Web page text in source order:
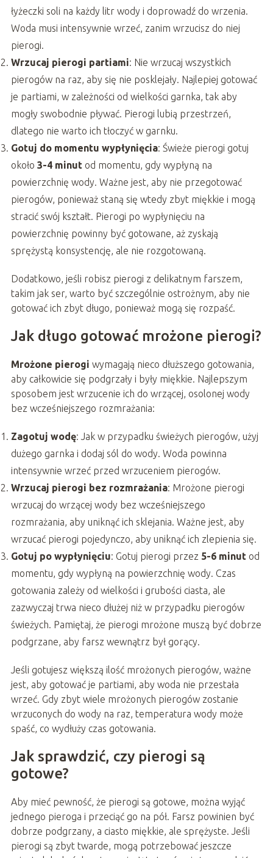
łyżeczki soli na każdy litr wody i doprowadź do wrzenia.
Woda musi intensywnie wrzeć, zanim wrzucisz do niej
pierogi.
Wrzucaj pierogi partiami: Nie wrzucaj wszystkich
pierogów na raz, aby się nie posklejały. Najlepiej gotować
je partiami, w zależności od wielkości garnka, tak aby
mogły swobodnie pływać. Pierogi lubią przestrzeń,
dlatego nie warto ich tłoczyć w garnku.
Gotuj do momentu wypłynięcia: Świeże pierogi gotuj
około 3-4 minut od momentu, gdy wypłyną na
powierzchnię wody. Ważne jest, aby nie przegotować
pierogów, ponieważ staną się wtedy zbyt miękkie i mogą
stracić swój kształt. Pierogi po wypłynięciu na
powierzchnię powinny być gotowane, aż zyskają
sprężystą konsystencję, ale nie rozgotowaną.
Dodatkowo, jeśli robisz pierogi z delikatnym farszem,
takim jak ser, warto być szczególnie ostrożnym, aby nie
gotować ich zbyt długo, ponieważ mogą się rozpaść.
Jak długo gotować mrożone pierogi?
Mrożone pierogi wymagają nieco dłuższego gotowania,
aby całkowicie się podgrzały i były miękkie. Najlepszym
sposobem jest wrzucenie ich do wrzącej, osolonej wody
bez wcześniejszego rozmrażania:
Zagotuj wodę: Jak w przypadku świeżych pierogów, użyj
dużego garnka i dodaj sól do wody. Woda powinna
intensywnie wrzeć przed wrzuceniem pierogów.
Wrzucaj pierogi bez rozmrażania: Mrożone pierogi
wrzucaj do wrzącej wody bez wcześniejszego
rozmrażania, aby uniknąć ich sklejania. Ważne jest, aby
wrzucać pierogi pojedynczo, aby uniknąć ich zlepienia się.
Gotuj po wypłynięciu: Gotuj pierogi przez 5-6 minut od
momentu, gdy wypłyną na powierzchnię wody. Czas
gotowania zależy od wielkości i grubości ciasta, ale
zazwyczaj trwa nieco dłużej niż w przypadku pierogów
świeżych. Pamiętaj, że pierogi mrożone muszą być dobrze
podgrzane, aby farsz wewnątrz był gorący.
Jeśli gotujesz większą ilość mrożonych pierogów, ważne
jest, aby gotować je partiami, aby woda nie przestała
wrzeć. Gdy zbyt wiele mrożonych pierogów zostanie
wrzuconych do wody na raz, temperatura wody może
spaść, co wydłuży czas gotowania.
Jak sprawdzić, czy pierogi są
gotowe?
Aby mieć pewność, że pierogi są gotowe, można wyjąć
jednego pieroga i przeciąć go na pół. Farsz powinien być
dobrze podgrzany, a ciasto miękkie, ale sprężyste. Jeśli
pierogi są zbyt twarde, mogą potrzebować jeszcze